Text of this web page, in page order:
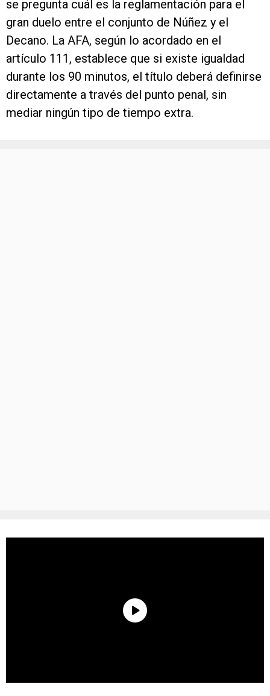
se pregunta cuál es la reglamentación para el
gran duelo entre el conjunto de Núñez y el
Decano. La AFA, según lo acordado en el
artículo 111, establece que si existe igualdad
durante los 90 minutos, el título deberá definirse
directamente a través del punto penal, sin
mediar ningún tipo de tiempo extra.